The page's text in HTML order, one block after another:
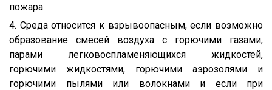
пожара.
4. Среда относится к взрывоопасным, если возможно
образование смесей воздуха с горючими газами,
парами легковоспламеняющихся жидкостей,
горючими жидкостями, горючими аэрозолями и
горючими пылями или волокнами и если при